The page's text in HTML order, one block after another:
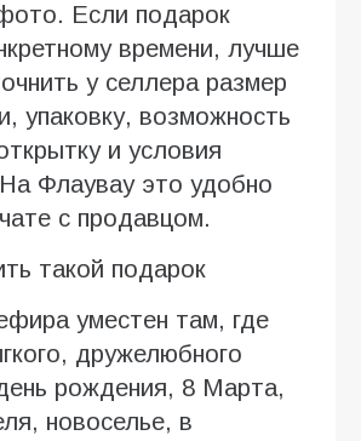
Если подарок
времени, лучше
у селлера размер
упаковку, возможность
и условия
Флаувау это удобно
с продавцом.
такой подарок
уместен там, где
дружелюбного
рождения, 8 Марта,
новоселье, в